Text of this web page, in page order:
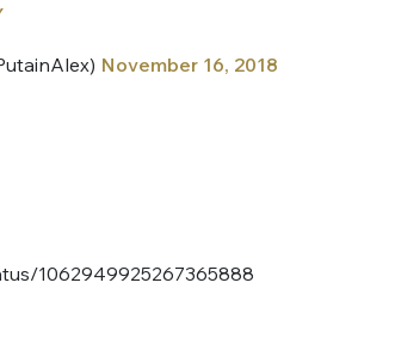
November 16, 2018
1062949925267365888